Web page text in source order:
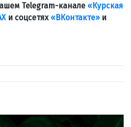
Telegram-канале «Курская
и соцсетях «ВКонтакте»и